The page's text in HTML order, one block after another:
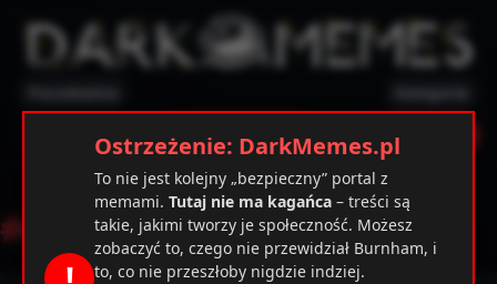
Ostrzeżenie Zarejestruj
#
Ostrzeżenie: DarkMemes.pl
To nie jest kolejny „bezpieczny” portal z
memami. Tutaj nie ma kagańca – treści są
takie, jakimi tworzy je społeczność. Możesz
zobaczyć to, czego nie przewidział Burnham, i
to, co nie przeszłoby nigdzie indziej.